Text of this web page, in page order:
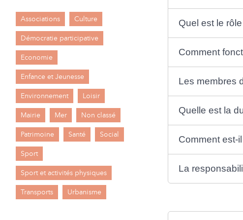
Quel est le
Comment
Les membres
Quelle est la
Comment est-
La
Associations Culture
Démocratie participative
Economie
Enfance et Jeunesse
Environnement Loisir
Mairie Mer Non classé
Patrimoine Santé Social
Sport
Sport et activités physiques
Transports Urbanisme